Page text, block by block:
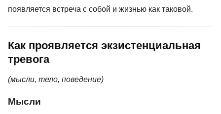
появляется встреча с собой и жизнью как таковой.
Как проявляется экзистенциальная
тревога
(мысли, тело, поведение)
Мысли